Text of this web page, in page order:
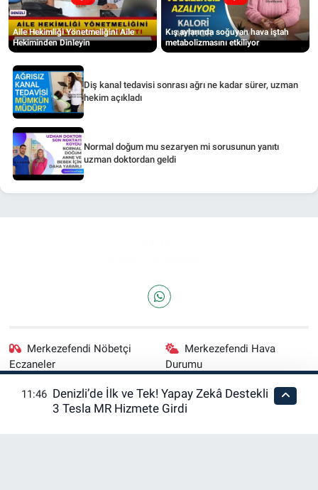
Aile Hekimliği Yönetmeliğini Aile
Hekiminden Dinleyin
Kış aylarında soğuyan hava iştah
metabolizmasını etkiliyor
Diş kanal tedavisi sonrası ağrı ne kadar sürer, uzman
hekim açıkladı
Normal doğum mu sezaryen mi sorusunun yanıtı
uzman doktordan geldi
Merkezefendi Nöbetçi
Eczaneler
Merkezefendi Hava
Durumu
Merkezefendi Trafik
Yoğunluk Haritası
Puan Durumu ve Fikstür
11:46 Denizli’de İlk ve Tek! Yapay Zekâ Destekli
3 Tesla MR Hizmete Girdi